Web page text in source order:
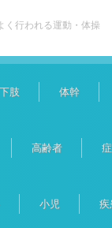
く行われる運動・体操
下肢 体幹
高齢者
小児 疾